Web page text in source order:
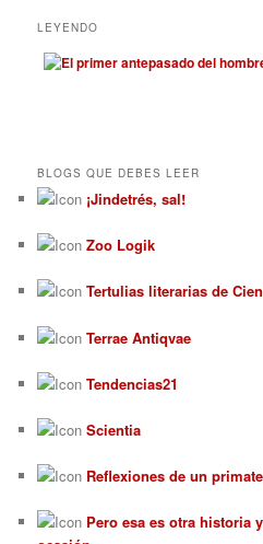
LEYENDO
BLOGS QUE DEBES LEER
¡Jindetrés, sal!
Zoo Logik
Tertulias literarias de
Terrae Antiqvae
Tendencias21
Scientia
Reflexiones de un primate
Pero esa es otra historia